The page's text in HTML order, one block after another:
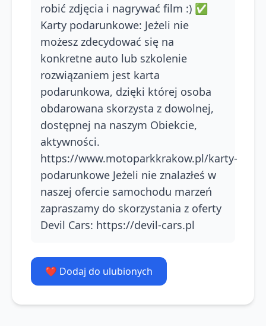
robić zdjęcia i nagrywać film :) ✅
Karty podarunkowe: Jeżeli nie
możesz zdecydować się na
konkretne auto lub szkolenie
rozwiązaniem jest karta
podarunkowa, dzięki której osoba
obdarowana skorzysta z dowolnej,
dostępnej na naszym Obiekcie,
aktywności.
https://www.motoparkkrakow.pl/karty-
podarunkowe Jeżeli nie znalazłeś w
naszej ofercie samochodu marzeń
zapraszamy do skorzystania z oferty
Devil Cars: https://devil-cars.pl
❤️ Dodaj do ulubionych